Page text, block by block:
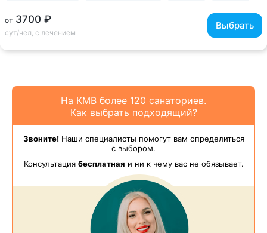
от 3700 ₽
сут/чел, с лечением
Выбрать
На КМВ более 120 санаториев.
Как выбрать подходящий?
Звоните!Наши специалисты помогут вам определиться
с выбором.
Консультация бесплатная и ни к чему вас не обязывает.